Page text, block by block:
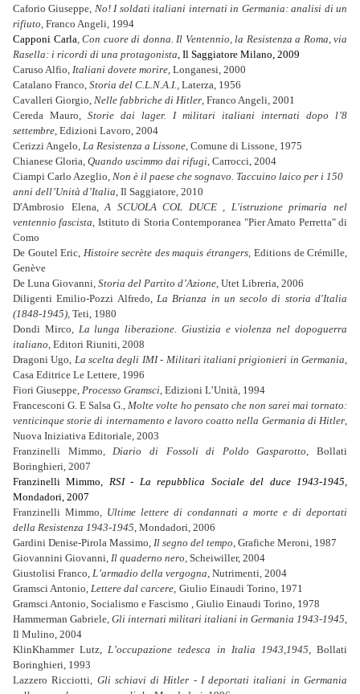
Caforio Giuseppe, No! I soldati italiani internati in Germania: analisi di un
rifiuto, Franco Angeli, 1994
Capponi Carla, Con cuore di donna. Il Ventennio, la Resistenza a Roma, via
Rasella: i ricordi di una protagonista, Il Saggiatore Milano, 2009
Caruso Alfio, Italiani dovete morire, Longanesi, 2000
Catalano Franco, Storia del C.L.N.A.I., Laterza, 1956
Cavalleri Giorgio, Nelle fabbriche di Hitler, Franco Angeli, 2001
Cereda Mauro, Storie dai lager. I militari italiani internati dopo l’8
settembre, Edizioni Lavoro, 2004
Cerizzi Angelo, La Resistenza a Lissone, Comune di Lissone, 1975
Chianese Gloria, Quando uscimmo dai rifugi, Carrocci, 2004
Ciampi Carlo Azeglio, Non è il paese che sognavo. Taccuino laico per i 150
anni dell’Unità d’Italia, Il Saggiatore, 2010
D'Ambrosio
Elena,A SCUOLA COL DUCE , L'istruzione primaria nel
ventennio fascista, Istituto di Storia Contemporanea "Pier Amato Perretta" di
Como
De Goutel Eric, Histoire secrète des maquis étrangers, Editions de Crémille,
Genève
De Luna Giovanni, Storia del Partito d’Azione, Utet Libreria, 2006
Diligenti Emilio-Pozzi Alfredo, La Brianza in un secolo di storia d'Italia
(1848-1945), Teti, 1980
Dondi Mirco, La lunga liberazione. Giustizia e violenza nel dopoguerra
italiano, Editori Riuniti, 2008
Dragoni Ugo, La scelta degli IMI - Militari italiani prigionieri in Germania,
Casa Editrice Le Lettere, 1996
Fiori Giuseppe, Processo Gramsci, Edizioni L’Unità, 1994
Francesconi G. E Salsa G.,Molte volte ho pensato che non sarei mai tornato:
venticinque storie di internamento e lavoro coatto nella Germania di Hitler,
Nuova Iniziativa Editoriale, 2003
Franzinelli Mimmo,Diario di Fossoli di Poldo Gasparotto, Bollati
Boringhieri, 2007
Franzinelli Mimmo, RSI - La repubblica Sociale del duce 1943-1945,
Mondadori, 2007
Franzinelli Mimmo, Ultime lettere di condannati a morte e di deportati
della Resistenza 1943-1945, Mondadori, 2006
Gardini Denise-Pirola Massimo, Il segno del tempo, Grafiche Meroni, 1987
Giovannini Giovanni, Il quaderno nero, Scheiwiller, 2004
Giustolisi Franco, L’armadio della vergogna, Nutrimenti, 2004
Gramsci Antonio, Lettere dal carcere, Giulio Einaudi Torino, 1971
Gramsci Antonio, Socialismo e Fascismo , Giulio Einaudi Torino, 1978
Hammerman Gabriele, Gli internati militari italiani in Germania 1943-1945,
Il Mulino, 2004
KlinKhammer Lutz,L’occupazione tedesca in Italia 1943,1945, Bollati
Boringhieri, 1993
Lazzero Ricciotti, Gli schiavi di Hitler - I deportati italiani in Germania